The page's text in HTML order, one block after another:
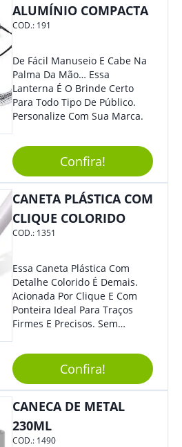
Eventos Corporativos.
ALUMÍNIO COMPACTA
COD.: 191
De Fácil Manuseio E Cabe Na
Palma Da Mão… Essa
Lanterna É O Brinde Certo
Para Todo Tipo De Público.
Personalize Com Sua Marca.
Confira!
CANETA PLÁSTICA COM
CLIQUE COLORIDO
COD.: 1351
Essa Caneta Plástica Com
Detalhe Colorido É Demais.
Acionada Por Clique E Com
Ponteira Ideal Para Traços
Firmes E Precisos. Sem
Brinde Para Representar Sua
Marca. Dimensões: 1.6 Cm X
13.7 Cm X 1.6 Cm
Confira!
CANECA DE METAL
230ML
COD.: 1490